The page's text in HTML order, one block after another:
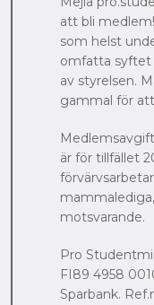
att bli
som helst
omfatta syftet
av styrelsen.
gammal för
är för tillfället
motsvarande.
Pro
FI89 4958
Sparbank.